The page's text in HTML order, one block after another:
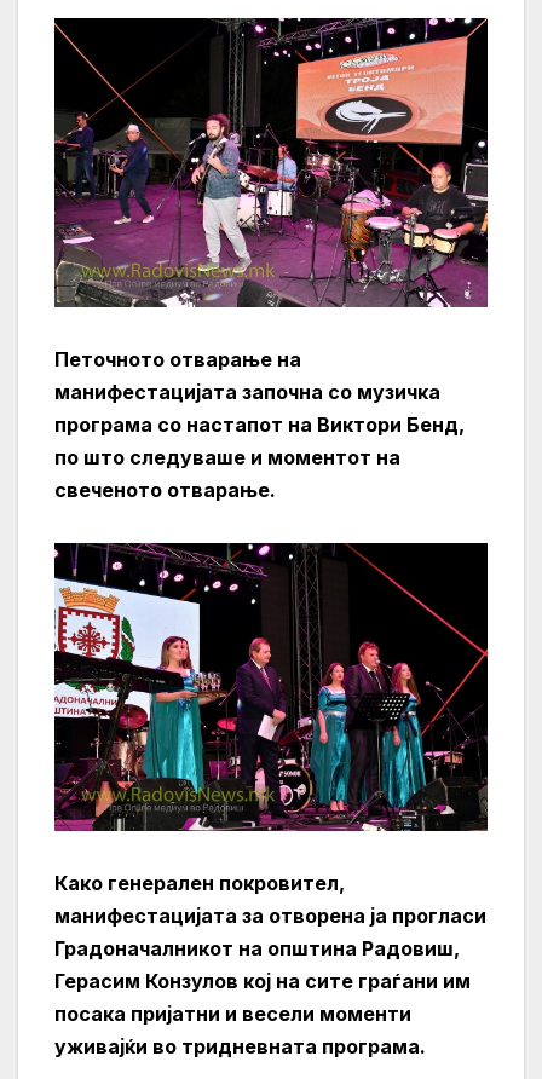
Петочното отварање на
манифестацијата започна со музичка
програма со настапот на Виктори Бенд,
по што следуваше и моментот на
свеченото отварање.
Како генерален покровител,
манифестацијата за отворена ја прогласи
Градоначалникот на општина Радовиш,
Герасим Конзулов кој на сите граѓани им
посака пријатни и весели моменти
уживајќи во тридневната програма.